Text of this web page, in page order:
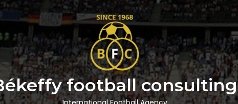
football consulting